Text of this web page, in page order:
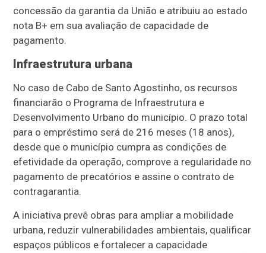
concessão da garantia da União e atribuiu ao estado
nota B+ em sua avaliação de capacidade de
pagamento.
Infraestrutura urbana
No caso de Cabo de Santo Agostinho, os recursos
financiarão o Programa de Infraestrutura e
Desenvolvimento Urbano do município. O prazo total
para o empréstimo será de 216 meses (18 anos),
desde que o município cumpra as condições de
efetividade da operação, comprove a regularidade no
pagamento de precatórios e assine o contrato de
contragarantia.
A iniciativa prevê obras para ampliar a mobilidade
urbana, reduzir vulnerabilidades ambientais, qualificar
espaços públicos e fortalecer a capacidade